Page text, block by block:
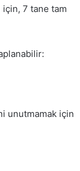
için, 7 tane tam
unutmamak için